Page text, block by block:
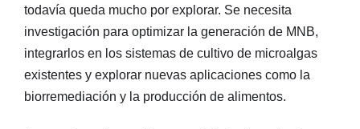
todavía queda mucho por explorar. Se necesita
investigación para optimizar la generación de MNB,
integrarlos en los sistemas de cultivo de microalgas
existentes y explorar nuevas aplicaciones como la
biorremediación y la producción de alimentos.